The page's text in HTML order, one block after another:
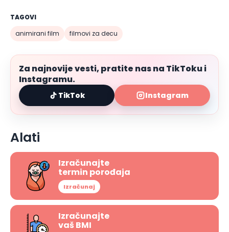
TAGOVI
animirani film
filmovi za decu
Za najnovije vesti, pratite nas na TikToku i
Instagramu.
TikTok Instagram
Alati
Izračunajte
termin porođaja
Izračunaj
Izračunajte
vaš BMI